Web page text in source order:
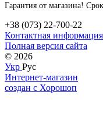
Гарантия от магазина!
+38 (073) 22-700-22
Контактная информация
Полная версия сайта
© 2026
Укр Рус
Интернет-магазин
создан с Хорошоп